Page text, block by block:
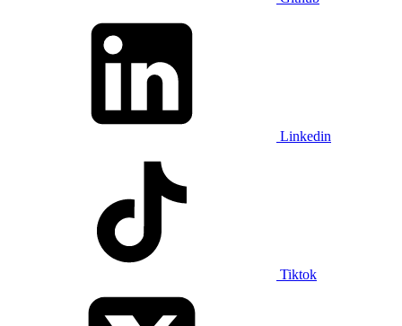
Linkedin
Tiktok